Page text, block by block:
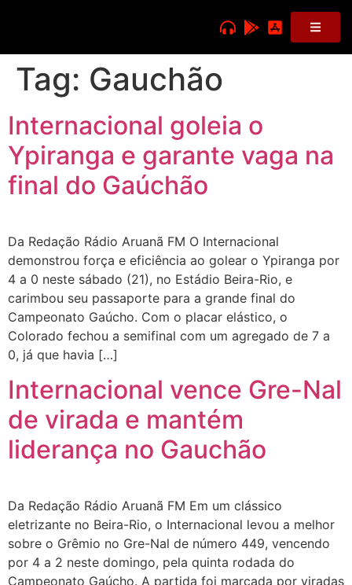
Tag: Gauchão
Internacional goleia o
Ypiranga e garante vaga na
final do Gaúchão
Da Redação Rádio Aruanã FM O Internacional
demonstrou força e eficiência ao golear o Ypiranga por
4 a 0 neste sábado (21), no Estádio Beira-Rio, e
carimbou seu passaporte para a grande final do
Campeonato Gaúcho. Com o placar elástico, o
Colorado fechou a semifinal com um agregado de 7 a
0, já que havia […]
Internacional vence Gre-Nal
de virada e mantém
liderança no Gauchão
Da Redação Rádio Aruanã FM Em um clássico
eletrizante no Beira-Rio, o Internacional levou a melhor
sobre o Grêmio no Gre-Nal de número 449, vencendo
por 4 a 2 neste domingo, pela quinta rodada do
Campeonato Gaúcho. A partida foi marcada por viradas